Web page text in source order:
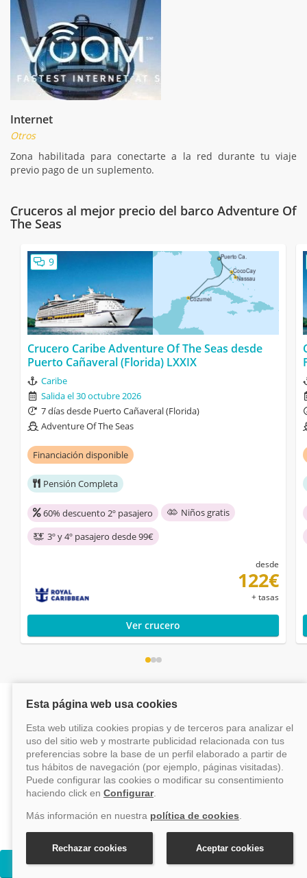
Cruceros Adventure Of The Seas
Internet
Otros
Zona habilitada para conectarte a la red durante tu viaje
previo pago de un suplemento.
Cruceros al mejor precio del barco Adventure Of
The Seas
9
Crucero Caribe Adventure Of The Seas desde
Puerto Cañaveral (Florida) LXXIX
Caribe
Salida el 30 octubre 2026
7 días desde Puerto Cañaveral (Florida)
Adventure Of The Seas
Financiación disponible
Pensión Completa
60% descuento 2º pasajero
Niños gratis
3º y 4º pasajero desde 99€
desde
122€
+ tasas
Ver crucero
¿Por qué reservar con Vayacruceros?
Reserva online fácil
Al mejor precio y con asistencia en
línea.
Pago seguro
securizado.